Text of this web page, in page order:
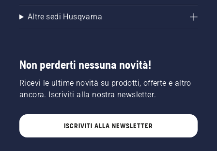
Altre sedi Husqvarna
Non perderti nessuna novità!
Ricevi le ultime novità su prodotti, offerte e altro
ancora. Iscriviti alla nostra newsletter.
ISCRIVITI ALLA NEWSLETTER